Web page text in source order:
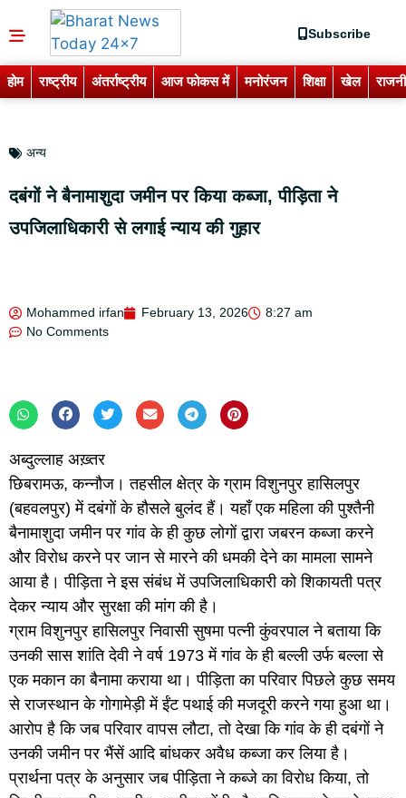
Subscribe
होम राष्ट्रीय अंतर्राष्ट्रीय आज फोकस में मनोरंजन शिक्षा खेल
अन्य
दबंगों ने बैनामाशुदा जमीन पर किया कब्जा, पीड़िता ने
उपजिलाधिकारी से लगाई न्याय की गुहार
Mohammed irfan February 13, 2026
8:27 am
No Comments
अब्दुल्लाह अख़्तर
छिबरामऊ, कन्नौज। तहसील क्षेत्र के ग्राम विशुनपुर हासिलपुर
(बहवलपुर) में दबंगों के हौसले बुलंद हैं। यहाँ एक महिला की पुश्तैनी
बैनामाशुदा जमीन पर गांव के ही कुछ लोगों द्वारा जबरन कब्जा करने
और विरोध करने पर जान से मारने की धमकी देने का मामला सामने
आया है। पीड़िता ने इस संबंध में उपजिलाधिकारी को शिकायती पत्र
देकर न्याय और सुरक्षा की मांग की है।
ग्राम विशुनपुर हासिलपुर निवासी सुषमा पत्नी कुंवरपाल ने बताया कि
उनकी सास शांति देवी ने वर्ष 1973 में गांव के ही बल्ली उर्फ बल्ला से
एक मकान का बैनामा कराया था। पीड़िता का परिवार पिछले कुछ समय
से राजस्थान के गोगामेड़ी में ईंट पथाई की मजदूरी करने गया हुआ था।
आरोप है कि जब परिवार वापस लौटा, तो देखा कि गांव के ही दबंगों ने
उनकी जमीन पर भैंसें आदि बांधकर अवैध कब्जा कर लिया है।
प्रार्थना पत्र के अनुसार जब पीड़िता ने कब्जे का विरोध किया, तो